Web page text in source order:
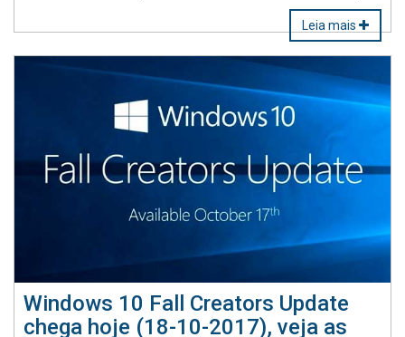
Leia mais
Windows 10 Fall Creators Update
chega hoje (18-10-2017), veja as